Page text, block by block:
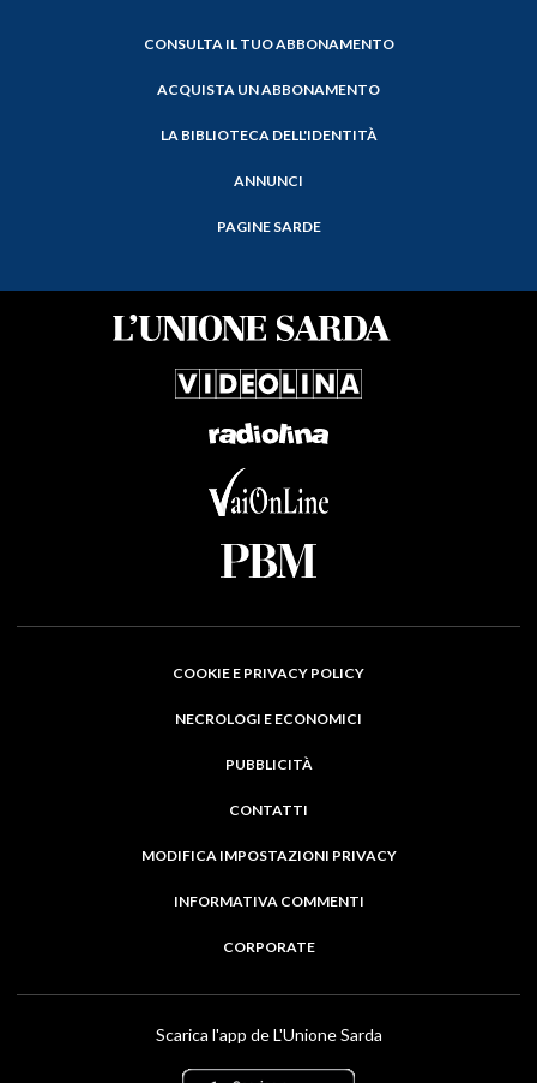
CONSULTA IL TUO ABBONAMENTO
ACQUISTA UN ABBONAMENTO
LA BIBLIOTECA DELL'IDENTITÀ
ANNUNCI
PAGINE SARDE
COOKIE E PRIVACY POLICY
NECROLOGI E ECONOMICI
PUBBLICITÀ
CONTATTI
MODIFICA IMPOSTAZIONI PRIVACY
INFORMATIVA COMMENTI
CORPORATE
Scarica l'app de L'Unione Sarda